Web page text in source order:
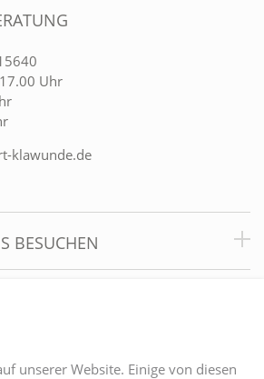
Uhr
klawunde.de
BESUCHEN
unserer Website. Einige von diesen